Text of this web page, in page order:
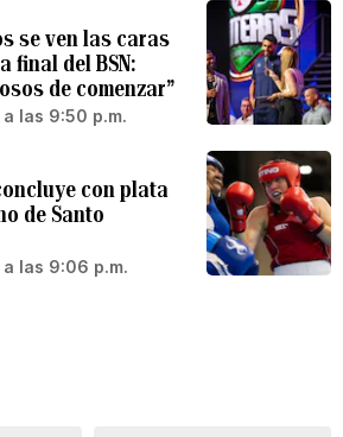
se ven las caras
final del BSN:
de comenzar”
las 9:50 p.m.
con plata
de Santo
las 9:06 p.m.